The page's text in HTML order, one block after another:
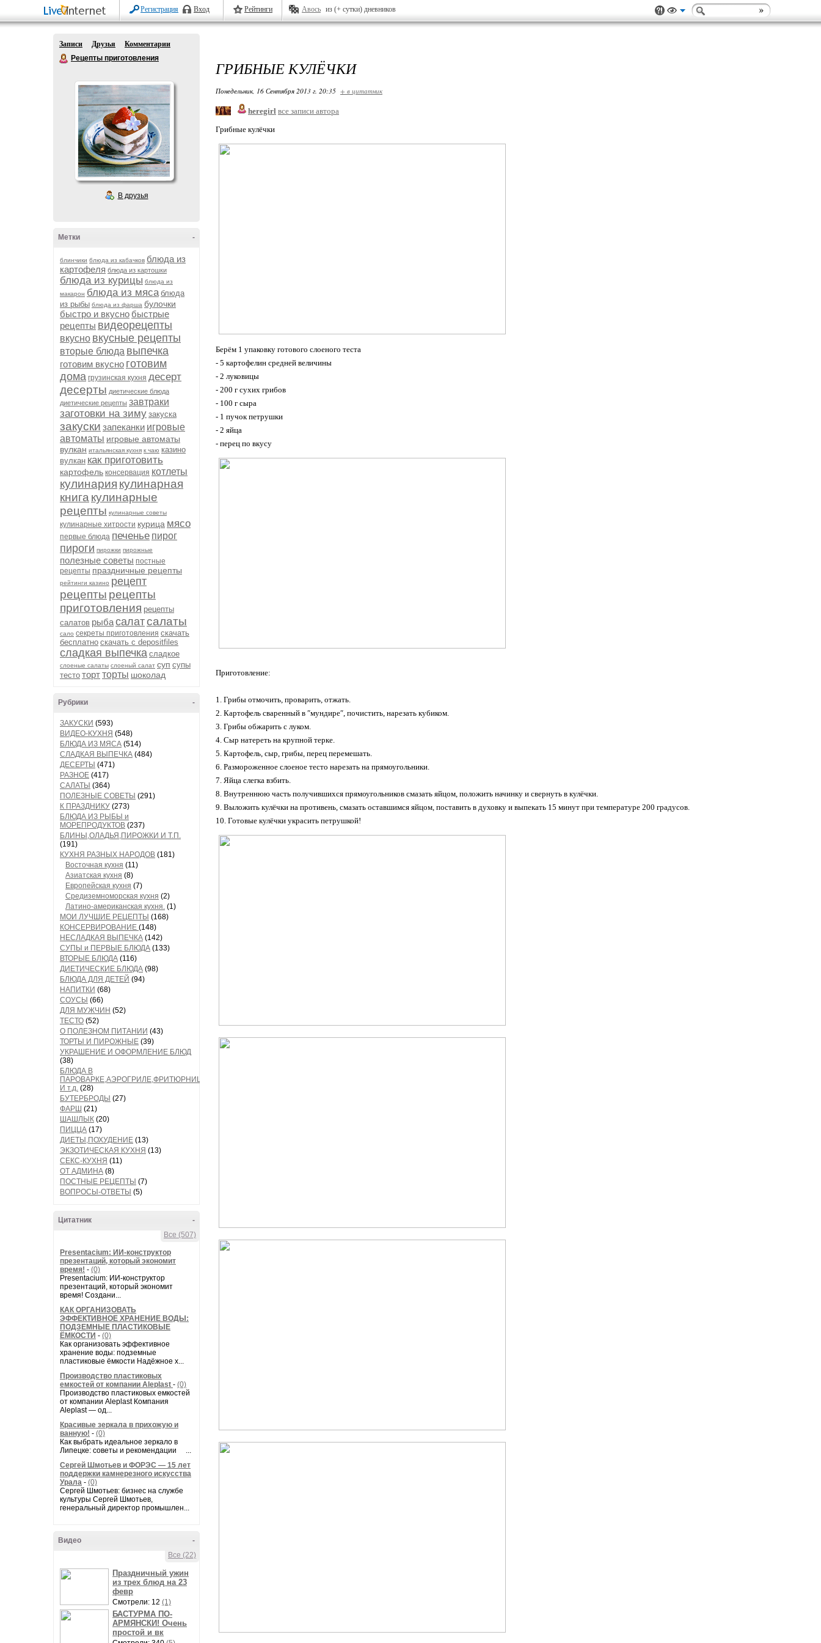
Регистрация Вход Рейтинги Авось из (+ сутки) дневников
Записи Друзья
Комментарии
Рецепты приготовления
В друзья
-
Метки
блинчики блюда из кабачков блюда из
картофеля блюда из картошки
блюда из курицы блюда из
макарон блюда из мяса блюда
из рыбы блюда из фарша булочки
быстро и вкусно быстрые
рецепты видеорецепты
вкусно вкусные рецепты
вторые блюда выпечка
готовим вкусно готовим
дома грузинская кухня десерт
десерты диетические блюда
диетические рецепты завтраки
заготовки на зиму закуска
закуски запеканки игровые
автоматы игровые автоматы
вулкан итальянская кухня к чаю казино
вулкан как приготовить
картофель консервация котлеты
кулинария кулинарная
книга кулинарные
рецепты кулинарные советы
кулинарные хитрости курица мясо
первые блюда печенье пирог
пироги пирожки пирожные
полезные советы постные
рецепты праздничные рецепты
рейтинги казино рецепт
рецепты рецепты
приготовления рецепты
салатов рыбасалатсалаты
сало секреты приготовления скачать
бесплатно скачать с depositfiles
сладкая выпечка сладкое
слоеные салаты слоеный салат суп супы
тесто тортторты шоколад
-
Рубрики
ЗАКУСКИ (593)
ВИДЕО-КУХНЯ (548)
БЛЮДА ИЗ МЯСА (514)
СЛАДКАЯ ВЫПЕЧКА (484)
ДЕСЕРТЫ (471)
РАЗНОЕ (417)
САЛАТЫ (364)
ПОЛЕЗНЫЕ СОВЕТЫ (291)
К ПРАЗДНИКУ (273)
БЛЮДА ИЗ РЫБЫ и
МОРЕПРОДУКТОВ (237)
БЛИНЫ,ОЛАДЬЯ,ПИРОЖКИ И Т.П.
(191)
КУХНЯ РАЗНЫХ НАРОДОВ (181)
Восточная кухня (11)
Азиатская кухня (8)
Европейская кухня (7)
Средиземноморская кухня (2)
Латино-американская кухня. (1)
МОИ ЛУЧШИЕ РЕЦЕПТЫ (168)
КОНСЕРВИРОВАНИЕ (148)
НЕСЛАДКАЯ ВЫПЕЧКА (142)
СУПЫ и ПЕРВЫЕ БЛЮДА (133)
ВТОРЫЕ БЛЮДА (116)
ДИЕТИЧЕСКИЕ БЛЮДА (98)
БЛЮДА ДЛЯ ДЕТЕЙ (94)
НАПИТКИ (68)
СОУСЫ (66)
ДЛЯ МУЖЧИН (52)
ТЕСТО (52)
О ПОЛЕЗНОМ ПИТАНИИ (43)
ТОРТЫ И ПИРОЖНЫЕ (39)
УКРАШЕНИЕ И ОФОРМЛЕНИЕ БЛЮД
(38)
БЛЮДА В
ПАРОВАРКЕ,АЭРОГРИЛЕ,ФРИТЮРНИЦЕ
И т.д. (28)
БУТЕРБРОДЫ (27)
ФАРШ (21)
ШАШЛЫК (20)
ПИЦЦА (17)
ДИЕТЫ,ПОХУДЕНИЕ (13)
ЭКЗОТИЧЕСКАЯ КУХНЯ (13)
СЕКС-КУХНЯ (11)
ОТ АДМИНА (8)
ПОСТНЫЕ РЕЦЕПТЫ (7)
ВОПРОСЫ-ОТВЕТЫ (5)
-
Цитатник
Все (507)
Presentacium: ИИ‑конструктор
презентаций, который экономит
время! - (0)
Presentacium: ИИ‑конструктор
презентаций, который экономит
время! Создани...
КАК ОРГАНИЗОВАТЬ
ЭФФЕКТИВНОЕ ХРАНЕНИЕ ВОДЫ:
ПОДЗЕМНЫЕ ПЛАСТИКОВЫЕ
ЁМКОСТИ - (0)
Как организовать эффективное
хранение воды: подземные
пластиковые ёмкости Надёжное х...
Производство пластиковых
емкостей от компании Aleplast - (0)
Производство пластиковых емкостей
от компании Aleplast Компания
Aleplast — од...
Красивые зеркала в прихожую и
ванную! - (0)
Как выбрать идеальное зеркало в
Липецке: советы и рекомендации ...
Сергей Шмотьев и ФОРЭС — 15 лет
поддержки камнерезного искусства
Урала - (0)
Сергей Шмотьев: бизнес на службе
культуры Сергей Шмотьев,
генеральный директор промышлен...
-
Видео
Все (22)
Праздничный ужин
из трех блюд на 23
февр
Смотрели: 12 (1)
БАСТУРМА ПО-
АРМЯНСКИ! Очень
простой и вк
ГРИБНЫЕ КУЛЁЧКИ
Понедельник, 16 Сентября 2013 г. 20:35 + в цитатник
heregirl все записи автора
Грибные кулёчки
Берём 1 упаковку готового слоеного теста
- 5 картофелин средней величины
- 2 луковицы
- 200 г сухих грибов
- 100 г сыра
- 1 пучок петрушки
- 2 яйца
- перец по вкусу
Приготовление:
1. Грибы отмочить, проварить, отжать.
2. Картофель сваренный в ″мундире″, почистить, нарезать кубиком.
3. Грибы обжарить с луком.
4. Сыр натереть на крупной терке.
5. Картофель, сыр, грибы, перец перемешать.
6. Размороженное слоеное тесто нарезать на прямоугольники.
7. Яйца слегка взбить.
8. Внутреннюю часть получившихся прямоугольников смазать яйцом, положить начинку и свернуть в кулёчки.
9. Выложить кулёчки на противень, смазать оставшимся яйцом, поставить в духовку и выпекать 15 минут при температуре 200 градусов.
10. Готовые кулёчки украсить петрушкой!